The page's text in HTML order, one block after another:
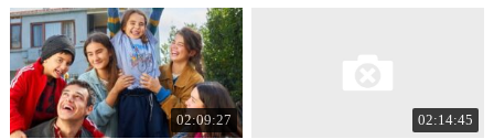
02:14:45
02:09:27